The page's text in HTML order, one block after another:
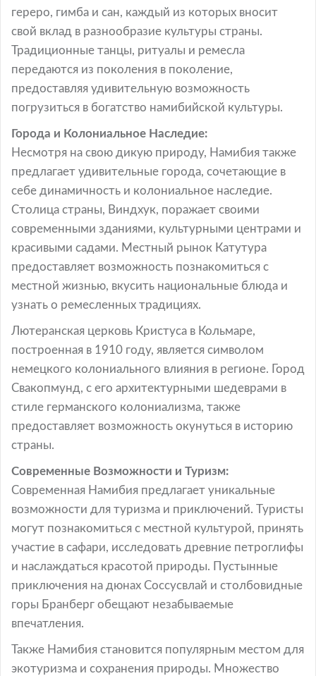
гереро, гимба и сан, каждый из которых вносит
свой вклад в разнообразие культуры страны.
Традиционные танцы, ритуалы и ремесла
передаются из поколения в поколение,
предоставляя удивительную возможность
погрузиться в богатство намибийской культуры.
Города и Колониальное Наследие:
Несмотря на свою дикую природу, Намибия также
предлагает удивительные города, сочетающие в
себе динамичность и колониальное наследие.
Столица страны, Виндхук, поражает своими
современными зданиями, культурными центрами и
красивыми садами. Местный рынок Катутура
предоставляет возможность познакомиться с
местной жизнью, вкусить национальные блюда и
узнать о ремесленных традициях.
Лютеранская церковь Кристуса в Кольмаре,
построенная в 1910 году, является символом
немецкого колониального влияния в регионе. Город
Свакопмунд, с его архитектурными шедеврами в
стиле германского колониализма, также
предоставляет возможность окунуться в историю
страны.
Современные Возможности и Туризм:
Современная Намибия предлагает уникальные
возможности для туризма и приключений. Туристы
могут познакомиться с местной культурой, принять
участие в сафари, исследовать древние петроглифы
и наслаждаться красотой природы. Пустынные
приключения на дюнах Соссусвлай и столбовидные
горы Бранберг обещают незабываемые
впечатления.
Также Намибия становится популярным местом для
экотуризма и сохранения природы. Множество